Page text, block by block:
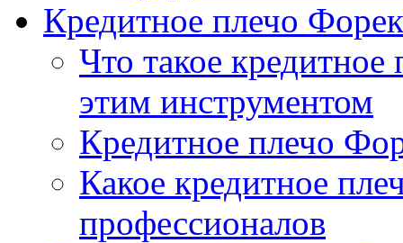
Кредитное плечо
Что такое
этим инструментом
Кредитное плечо
Какое кредитное
профессионалов